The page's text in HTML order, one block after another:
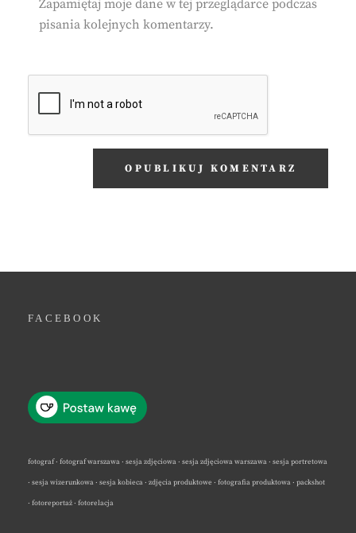
Zapamiętaj moje dane w tej przeglądarce podczas
pisania kolejnych komentarzy.
FACEBOOK
fotograf · fotograf warszawa · sesja zdjęciowa · sesja zdjęciowa warszawa · sesja portretowa
· sesja wizerunkowa · sesja kobieca · zdjęcia produktowe · fotografia produktowa · packshot
· fotoreportaż · fotorelacja